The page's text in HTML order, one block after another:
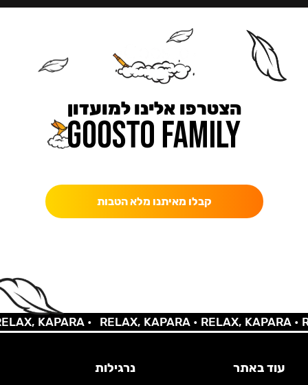
הצטרפו אלינו למועדון
קבלו מאיתנו מלא הטבות
KAPARA • RELAX, KAPARA •RELAX, KAPARA •
עוד באתר נרגילות